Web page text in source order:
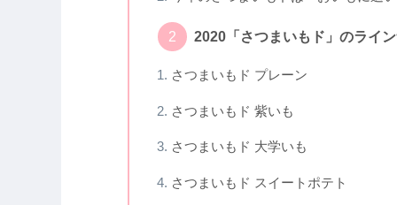
2020「さつまいもド」のライ
さつまいもド プレーン
さつまいもド 紫いも
さつまいもド 大学いも
さつまいもド スイートポテト